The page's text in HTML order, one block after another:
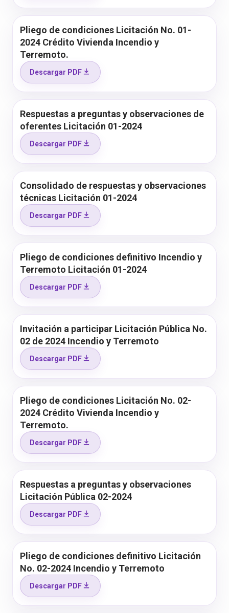
Pliego de condiciones Licitación No. 01-
2024 Crédito Vivienda Incendio y
Terremoto.
Descargar PDF
Respuestas a preguntas y observaciones de
oferentes Licitación 01-2024
Descargar PDF
Consolidado de respuestas y observaciones
técnicas Licitación 01-2024
Descargar PDF
Pliego de condiciones definitivo Incendio y
Terremoto Licitación 01-2024
Descargar PDF
Invitación a participar Licitación Pública No.
02 de 2024 Incendio y Terremoto
Descargar PDF
Pliego de condiciones Licitación No. 02-
2024 Crédito Vivienda Incendio y
Terremoto.
Descargar PDF
Respuestas a preguntas y observaciones
Licitación Pública 02-2024
Descargar PDF
Pliego de condiciones definitivo Licitación
No. 02-2024 Incendio y Terremoto
Descargar PDF